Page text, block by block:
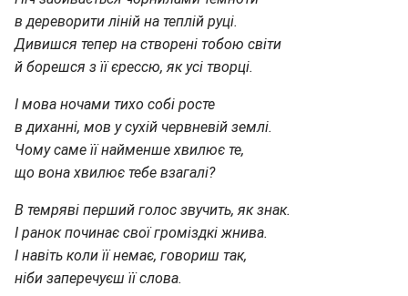
в дереворити ліній на теплій руці.
Дивишся тепер на створені тобою світи
й борешся з її єрессю, як усі творці.
І мова ночами тихо собі росте
в диханні, мов у сухій червневій землі.
Чому саме її найменше хвилює те,
що вона хвилює тебе взагалі?
В темряві перший голос звучить, як знак.
І ранок починає свої громіздкі жнива.
І навіть коли її немає, говориш так,
ніби заперечуєш її слова.